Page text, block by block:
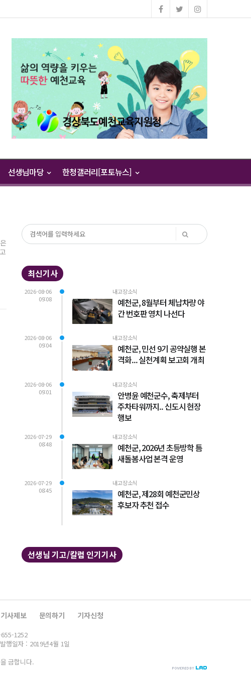
선생님마당 한청갤러리[포토뉴스]
최신기사
2026-08-06
09:08
내고장소식
예천군, 8월부터 체납차량 야
간 번호판 영치 나선다
2026-08-06
09:04
내고장소식
예천군, 민선 9기 공약실행 본
격화... 실천계획 보고회 개최
2026-08-06
09:01
내고장소식
안병윤 예천군수, 축제부터
주차타워까지.. 신도시 현장
행보
2026-07-29
08:48
내고장소식
예천군, 2026년 초등방학 틈
새돌봄사업 본격 운영
2026-07-29
08:45
내고장소식
예천군, 제28회 예천군민상
후보자 추천 접수
선생님 기고/칼럼 인기기사
기사제보 문의하기 기자신청
1252
행일자 : 2019년4월 1일
금합니다.